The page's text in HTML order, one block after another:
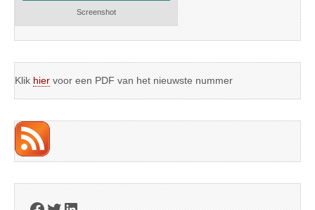
Screenshot
Klik hier voor een PDF van het nieuwste nummer